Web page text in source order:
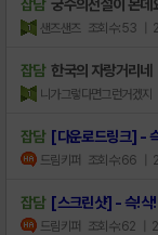
잡담 궁수의전설이 몬데
샌즈샌즈 조회수:53 |
잡담 한국의 자랑거리네
니가그렇다면그런거겠지
잡담 [다운로드링크] -
드림키퍼 조회수:66 |
잡담 [스크린샷] - 슥!삭!
드림키퍼 조회수:62 |